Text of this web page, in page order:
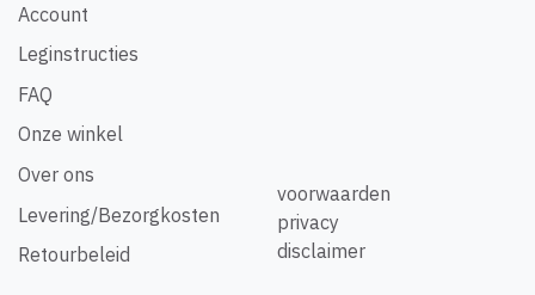
Account
Leginstructies
FAQ
Onze winkel
Over ons
Levering/Bezorgkosten
Retourbeleid
voorwaarden
privacy
disclaimer